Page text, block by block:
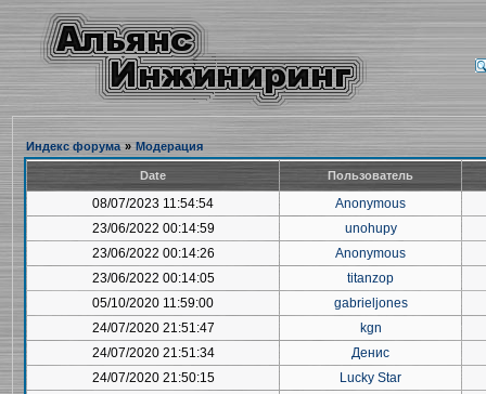
Индекс форума » Модерация
Date Пользователь
08/07/2023 11:54:54
Anonymous
23/06/2022 00:14:59
unohupy
23/06/2022 00:14:26
Anonymous
23/06/2022 00:14:05
titanzop
05/10/2020 11:59:00
gabrieljones
24/07/2020 21:51:47
kgn
24/07/2020 21:51:34
Денис
24/07/2020 21:50:15
Lucky Star